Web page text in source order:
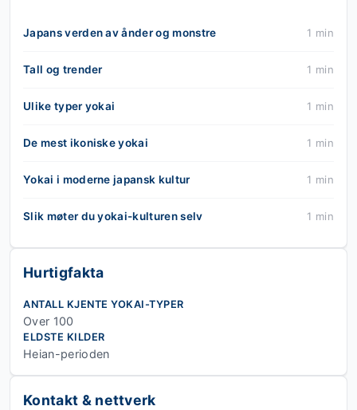
Japans verden av ånder og monstre 1 min
Tall og trender 1 min
Ulike typer yokai 1 min
De mest ikoniske yokai 1 min
Yokai i moderne japansk kultur 1 min
Slik møter du yokai-kulturen selv 1 min
Hurtigfakta
ANTALL KJENTE YOKAI-TYPER
Over 100
ELDSTE KILDER
Heian-perioden
Kontakt & nettverk